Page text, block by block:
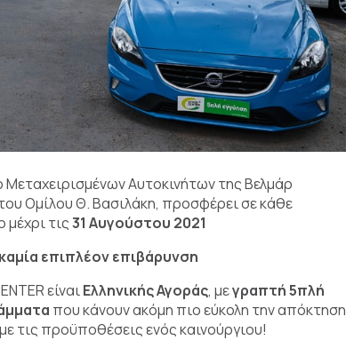
Αυτοκινήτων της Βελμάρ
Ομίλου Θ. Βασιλάκη, προσφέρει σε κάθε
μέχρι τις31 Αυγούστου 2021
επιπλέον επιβάρυνση
είναιΕλληνικής Αγοράς, μεγραπτή 5πλή
που κάνουν ακόμη πιο εύκολη την απόκτηση
τις προϋποθέσεις ενός καινούργιου!